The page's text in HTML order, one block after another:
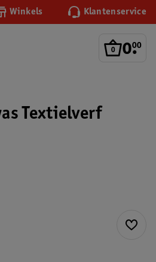
Winkels Klantenservice
0.
00
Textielverf